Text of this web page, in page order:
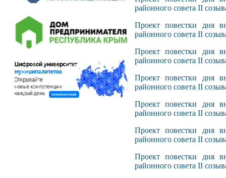
районного совета II
Проект повестки дня
районного совета II
Проект повестки дня
районного совета II
Проект повестки дня
районного совета II
Проект повестки дня
районного совета II
Проект повестки дня
районного совета II
Проект повестки дня
районного совета II